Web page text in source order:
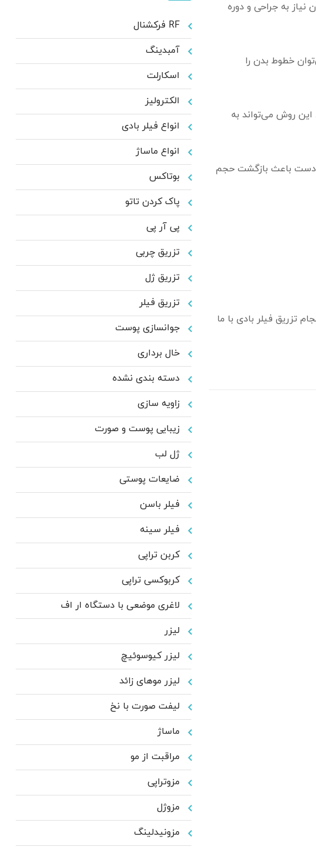
به جراحی و دوره
خطوط بدن را
این روش می‌تواند به
دست باعث بازگشت حجم
تزریق فیلر بادی با ما
RF فرکشنال
آمبدینگ
اسکارلت
الکترولیز
انواع فیلر بادی
انواع ماساژ
بوتاکس
پاک کردن تاتو
پی آر پی
تزریق چربی
تزریق ژل
تزریق فیلر
جوانسازی پوست
خال برداری
دسته بندی نشده
زاویه سازی
زیبایی پوست و صورت
ژل لب
ضایعات پوستی
فیلر باسن
فیلر سینه
کربن تراپی
کربوکسی تراپی
لاغری موضعی با دستگاه ار اف
لیزر
لیزر کیوسوئیچ
لیزر موهای زائد
لیفت صورت با نخ
ماساژ
مراقبت از مو
مزوتراپی
مزوژل
مزونیدلینگ